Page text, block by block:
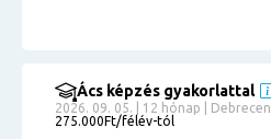
Ács képzés gyakorlattal
2026. 09. 05. | 12 hónap | Debrecen
275.000Ft/félév-tól